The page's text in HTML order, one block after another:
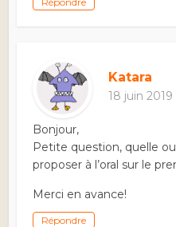
Katara
18 juin
Bonjour,
Petite question, quelle
proposer à l’oral sur le
Merci en avance!
Répondre